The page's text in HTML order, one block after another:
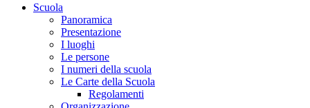
Scuola
Panoramica
Presentazione
I luoghi
Le persone
I numeri della scuola
Le Carte della Scuola
Regolamenti